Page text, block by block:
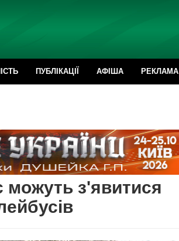
ПУБЛІКАЦІЇ АФІША РЕКЛАМА
можуть з'явитися